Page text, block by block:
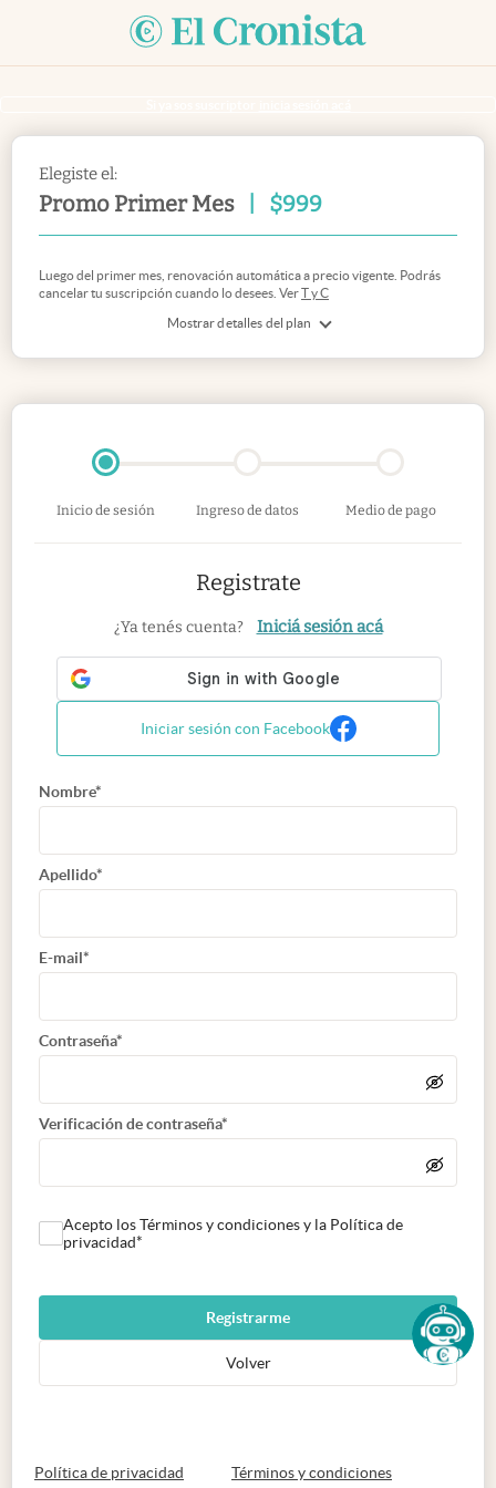
Elegiste el:
Promo Primer Mes $999
Mostrar detalles del plan
Luego del primer mes, renovación automática a precio vigente. Podrás
cancelar tu suscripción cuando lo desees. VerT y C
Inicio de sesión Ingreso de datos Medio de pago
Registrate
¿Ya tenés cuenta? Iniciá sesión acá
Iniciar sesión con Facebook
Nombre*
Apellido*
E-mail*
Contraseña*
Verificación de contraseña*
Acepto los Términos y condiciones y la Política de
privacidad*
Registrarme
Volver
Política de privacidad abre en nueva pestaña
Términos y condicionesabre en nueva